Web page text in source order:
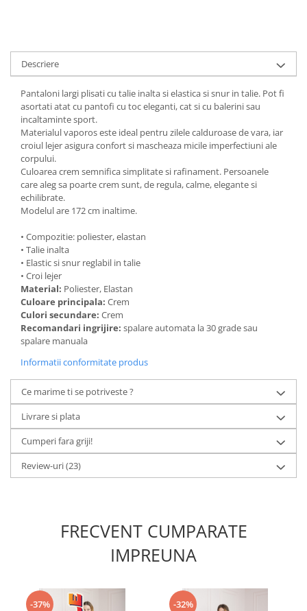
Descriere
Pantaloni largi plisati cu talie inalta si elastica si snur in talie. Pot fi
asortati atat cu pantofi cu toc eleganti, cat si cu balerini sau
incaltaminte sport.
Materialul vaporos este ideal pentru zilele calduroase de vara, iar
croiul lejer asigura confort si mascheaza micile imperfectiuni ale
corpului.
Culoarea crem semnifica simplitate si rafinament. Persoanele
care aleg sa poarte crem sunt, de regula, calme, elegante si
echilibrate.
Modelul are 172 cm inaltime.
• Compozitie: poliester, elastan
• Talie inalta
• Elastic si snur reglabil in talie
• Croi lejer
Material: Poliester, Elastan
Culoare principala: Crem
Culori secundare: Crem
Recomandari ingrijire: spalare automata la 30 grade sau
spalare manuala
Informatii conformitate produs
Ce marime ti se potriveste ?
Livrare si plata
Cumperi fara griji!
Review-uri(23)
FRECVENT CUMPARATE
IMPREUNA
-37% -32%